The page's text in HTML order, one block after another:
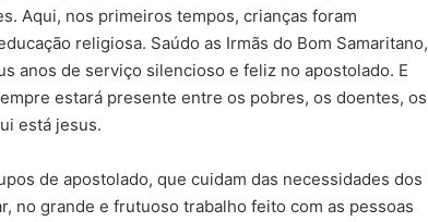
Aqui, nos primeiros tempos, crianças foram
religiosa. Saúdo as Irmãs do Bom Samaritano,
anos de serviço silencioso e feliz no apostolado. E
estará presente entre os pobres, os doentes, os
está jesus.
de apostolado, que cuidam das necessidades dos
no grande e frutuoso trabalho feito com as pessoas